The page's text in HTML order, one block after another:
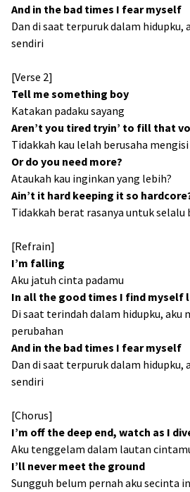
And in the bad times I fear myself
Dan di saat terpuruk dalam hidupku,
sendiri
[Verse 2]
Tell me something boy
Katakan padaku sayang
Aren’t you tired tryin’ to fill that
Tidakkah kau lelah berusaha
Or do you need more?
Ataukah kau inginkan yang lebih?
Ain’t it hard keeping it so
Tidakkah berat rasanya untuk selalu
[Refrain]
I’m falling
Aku jatuh cinta padamu
In all the good times I find myself
Di saat terindah dalam hidupku, aku
perubahan
And in the bad times I fear myself
Dan di saat terpuruk dalam hidupku,
sendiri
[Chorus]
I’m off the deep end, watch as I
Aku tenggelam dalam lautan
I’ll never meet the ground
Sungguh belum pernah aku secinta